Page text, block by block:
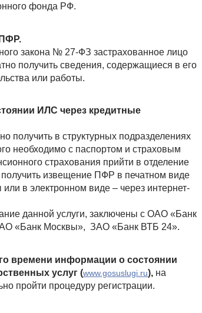
фонда РФ.
закона № 27-ФЗ застрахованное лицо
получить сведения, содержащиеся в его
или работы.
ИЛС через кредитные
получить в структурных подразделениях
необходимо с паспортом и страховым
страхования прийти в отделение
извещение ПФР в печатном виде
в электронном виде – через интернет-
данной услуги, заключены с ОАО «Банк
«Банк Москвы», ЗАО «Банк ВТБ 24».
времени информации о состоянии
услуг (www.gosuslugi.ru), на
пройти процедуру регистрации.